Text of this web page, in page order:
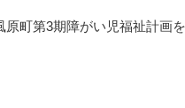
町第3期障がい児福祉計画